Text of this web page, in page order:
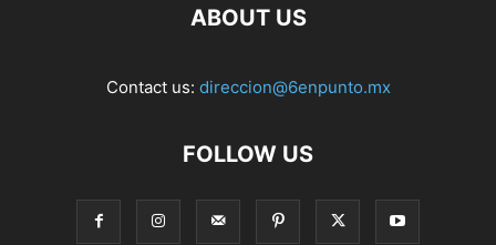
ABOUT US
Contact us: direccion@6enpunto.mx
FOLLOW US